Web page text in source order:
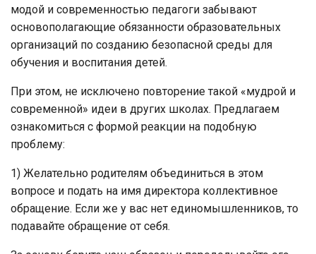
модой и современностью педагоги забывают
основополагающие обязанности образовательных
организаций по созданию безопасной среды для
обучения и воспитания детей.
При этом, не исключено повторение такой «мудрой и
современной» идеи в других школах. Предлагаем
ознакомиться с формой реакции на подобную
проблему:
1) Желательно родителям объединиться в этом
вопросе и подать на имя директора коллективное
обращение. Если же у вас нет единомышленников, то
подавайте обращение от себя.